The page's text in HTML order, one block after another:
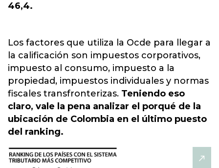
46,4.
Los factores que utiliza la Ocde para llegar a
la calificación son impuestos corporativos,
impuesto al consumo, impuesto a la
propiedad, impuestos individuales y normas
fiscales transfronterizas. Teniendo eso
claro, vale la pena analizar el porqué de la
ubicación de Colombia en el último puesto
del ranking.